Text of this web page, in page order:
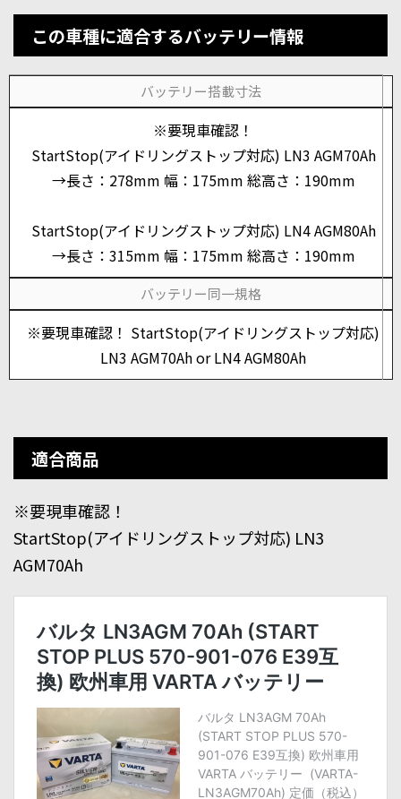
この車種に適合するバッテリー情報
バッテリー搭載寸法
※要現車確認！
StartStop(アイドリングストップ対応) LN3 AGM70Ah
→長さ：278mm 幅：175mm 総高さ：190mm
StartStop(アイドリングストップ対応) LN4 AGM80Ah
→長さ：315mm 幅：175mm 総高さ：190mm
バッテリー同一規格
※要現車確認！ StartStop(アイドリングストップ対応)
LN3 AGM70Ah or LN4 AGM80Ah
適合商品
※要現車確認！
StartStop(アイドリングストップ対応) LN3
AGM70Ah